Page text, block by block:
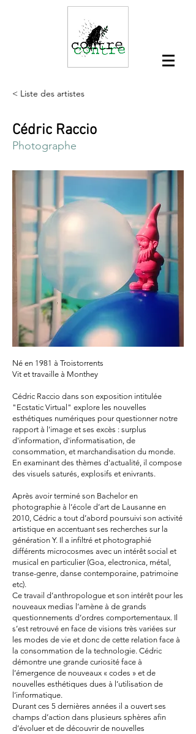
< Liste des artistes
Cédric Raccio
Photographe
Né en 1981 à Troistorrents
Vit et travaille à Monthey
Cédric Raccio dans son exposition intitulée
"Ecstatic Virtual" explore les nouvelles
esthétiques numériques pour questionner notre
rapport à l'image et ses excès : surplus
d'information, d'informatisation, de
consommation, et marchandisation du monde.
En examinant des thèmes d'actualité, il compose
des visuels saturés, explosifs et enivrants.
Après avoir terminé son Bachelor en
photographie à l’école d’art de Lausanne en
2010, Cédric a tout d’abord poursuivi son activité
artistique en accentuant ses recherches sur la
génération Y. Il a infiltré et photographié
différents microcosmes avec un intérêt social et
musical en particulier (Goa, electronica, métal,
transe-genre, danse contemporaine, patrimoine
etc).
Ce travail d’anthropologue et son intérêt pour les
nouveaux medias l’amène à de grands
questionnements d’ordres comportementaux. Il
s’est retrouvé en face de visions très variées sur
les modes de vie et donc de cette relation face à
la consommation de la technologie. Cédric
démontre une grande curiosité face à
l’émergence de nouveaux « codes » et de
nouvelles esthétiques dues à l’utilisation de
l’informatique.
Durant ces 5 dernières années il a ouvert ses
champs d’action dans plusieurs sphères afin
d’évoluer et de découvrir de nouvelles